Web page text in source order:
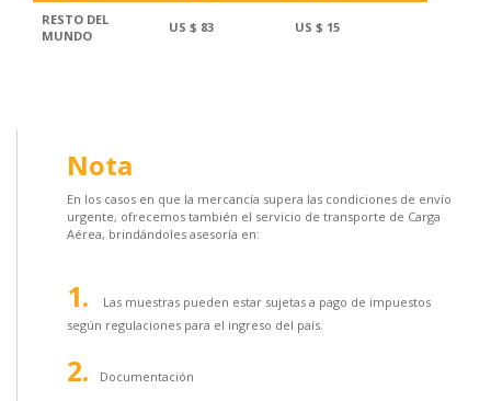
RESTO DEL
MUNDO
US $ 83 US $ 15
Nota
En los casos en que la mercancía supera las condiciones de envío
urgente, ofrecemos también el servicio de transporte de Carga
Aérea, brindándoles asesoría en:
Las muestras pueden estar sujetas a pago de impuestos
según regulaciones para el ingreso del país.
Documentación